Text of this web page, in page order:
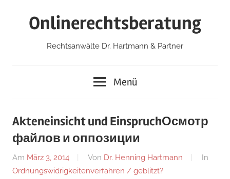
Onlinerechtsberatung
Rechtsanwälte Dr. Hartmann & Partner
Menü
Akteneinsicht und EinspruchОсмотр
файлов и оппозиции
Am März 3, 2014 Von Dr. Henning Hartmann
In
Ordnungswidrigkeitenverfahren / geblitzt?